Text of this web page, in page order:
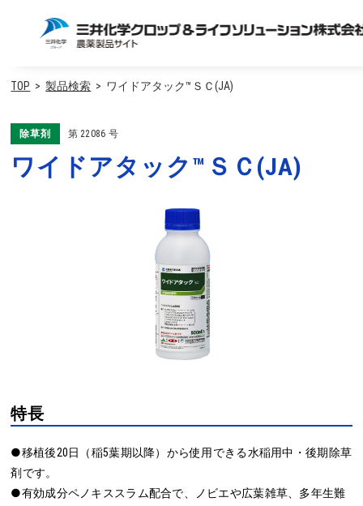
TOP 製品検索 ワイドアタック™ＳＣ(JA)
除草剤 第 22086 号
ワイドアタック™ＳＣ(JA)
特長
●移植後20日（稲5葉期以降）から使用できる水稲用中・後期除草
剤です。
●有効成分ペノキススラム配合で、ノビエや広葉雑草、多年生難